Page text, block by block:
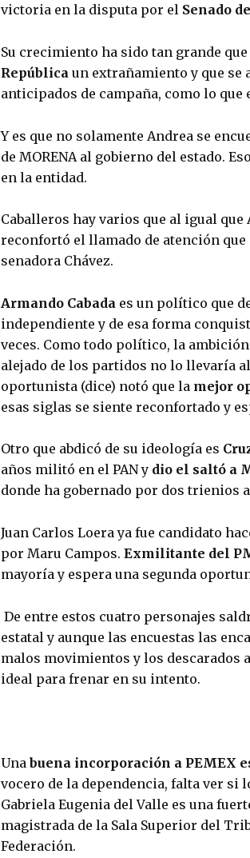
victoria en la disputa por el Senado
Su crecimiento ha sido tan grande que
República un extrañamiento y que
anticipados de campaña, como lo
Y es que no solamente Andrea se
de MORENA al gobierno del estado.
en la entidad.
Caballeros hay varios que al igual que
reconfortó el llamado de atención
senadora Chávez.
Armando Cabada es un político que
independiente y de esa forma
veces. Como todo político, la
alejado de los partidos no lo llevaría
oportunista (dice) notó que la mejor
esas siglas se siente reconfortado y
Otro que abdicó de su ideología es
años militó en el PAN y dio el saltó a
donde ha gobernado por dos trienios
Juan Carlos Loera ya fue candidato
por Maru Campos. Exmilitante del
mayoría y espera una segunda
De entre estos cuatro personajes
estatal y aunque las encuestas las
malos movimientos y los descarados
ideal para frenar en su intento.
Una buena incorporación a PEMEX
vocero de la dependencia, falta ver si
Gabriela Eugenia del Valle es una
magistrada de la Sala Superior del
Federación.